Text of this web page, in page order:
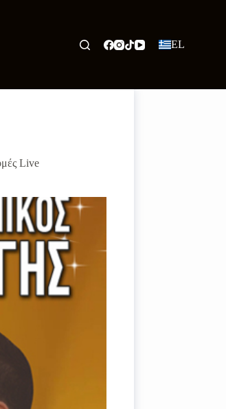
EL
Live